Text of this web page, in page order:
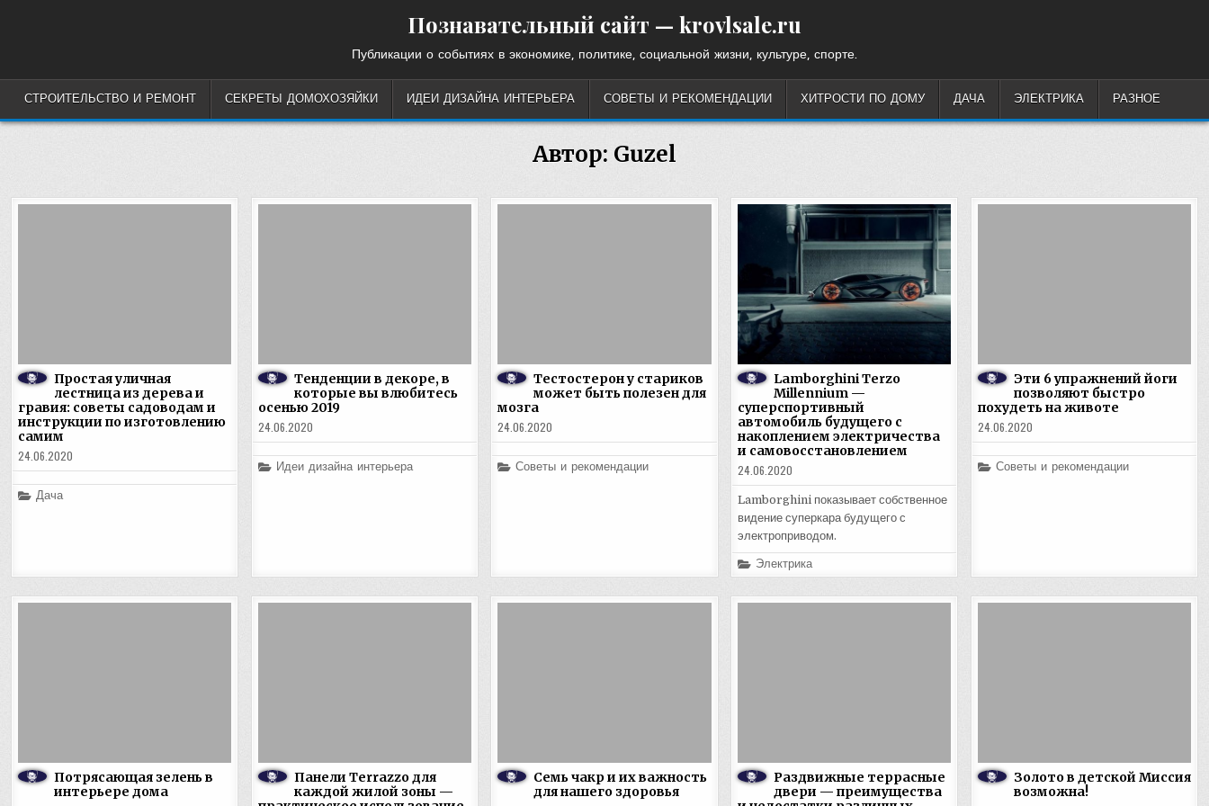
Познавательный сайт — krovlsale.ru
Публикации о событиях в экономике, политике, социальной жизни, культуре, спорте.
СТРОИТЕЛЬСТВО И РЕМОНТ СЕКРЕТЫ ДОМОХОЗЯЙКИ ИДЕИ ДИЗАЙНА ИНТЕРЬЕРА СОВЕТЫ И РЕКОМЕНДАЦИИ ХИТРОСТИ ПО ДОМУ ДАЧА ЭЛЕКТРИКА РАЗНОЕ
Автор: Guzel
Простая уличная
лестница из дерева и
гравия: советы садоводам и
инструкции по изготовлению
самим
24.06.2020
Posted
in
Дача
Тенденции в декоре, в
которые вы влюбитесь
осенью 2019
24.06.2020
Posted
in
Идеи дизайна интерьера
Тестостерон у стариков
может быть полезен для
мозга
24.06.2020
Posted
Советы и рекомендации
Lamborghini Terzo
Millennium —
суперспортивный
автомобиль будущего с
накоплением электричества
и самовосстановлением
24.06.2020
Lamborghini показывает собственное
видение суперкара будущего с
электроприводом.
Posted
in
Электрика
Эти 6 упражнений йоги
позволяют быстро
похудеть на животе
24.06.2020
Posted
Советы и рекомендации
Потрясающая зелень в
интерьере дома
Панели Terrazzo для
каждой жилой зоны —
Семь чакр и их важность
для нашего здоровья
Раздвижные террасные
двери — преимущества
Золото в детской Миссия
возможна!